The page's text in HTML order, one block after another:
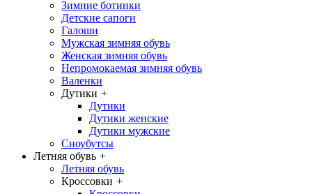
Зимние ботинки
Детские сапоги
Галоши
Мужская зимняя обувь
Женская зимняя обувь
Непромокаемая зимняя обувь
Валенки
Дутики +
Дутики
Дутики женские
Дутики мужские
Сноубутсы
Летняя обувь +
Летняя обувь
Кроссовки +